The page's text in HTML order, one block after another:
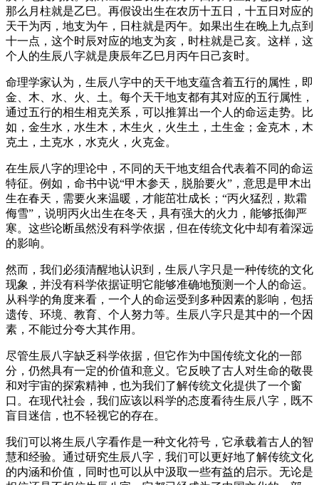
那么月柱就是乙巳。再假设出生在农历十五日，十五日对应的
天干为丙，地支为午，日柱就是丙午。如果出生在晚上九点到
十一点，这个时辰对应的地支为亥，时柱就是己亥。这样，这
个人的生辰八字就是庚辰年乙巳月丙午日己亥时。
命理学家认为，生辰八字中的天干地支蕴含着五行的属性，即
金、木、水、火、土。每个天干地支都有其对应的五行属性，
通过五行的相生相克关系，可以推算出一个人的命运走势。比
如，金生水，水生木，木生火，火生土，土生金；金克木，木
克土，土克水，水克火，火克金。
在生辰八字的理论中，不同的天干地支组合代表着不同的命运
特征。例如，命书中说“甲木参天，脱胎要火”，意思是甲木出
生在春天，需要火来温暖，才能茁壮成长；“丙火猛烈，欺霜
侮雪”，说明丙火出生在冬天，具有强大的火力，能够抵御严
寒。这些论断虽然没有科学依据，但在传统文化中却有着深远
的影响。
然而，我们必须清醒地认识到，生辰八字只是一种传统的文化
现象，并没有科学依据证明它能够准确地预测一个人的命运。
从科学的角度来看，一个人的命运受到多种因素的影响，包括
遗传、环境、教育、个人努力等。生辰八字只是其中的一个因
素，不能过分夸大其作用。
尽管生辰八字缺乏科学依据，但它作为中国传统文化的一部
分，仍然具有一定的价值和意义。它反映了古人对生命的敬畏
和对宇宙的探索精神，也为我们了解传统文化提供了一个窗
口。在现代社会，我们应该以科学的态度看待生辰八字，既不
盲目迷信，也不轻视它的存在。
我们可以将生辰八字看作是一种文化符号，它承载着古人的智
慧和经验。通过研究生辰八字，我们可以更好地了解传统文化
的内涵和价值，同时也可以从中汲取一些有益的启示。无论是